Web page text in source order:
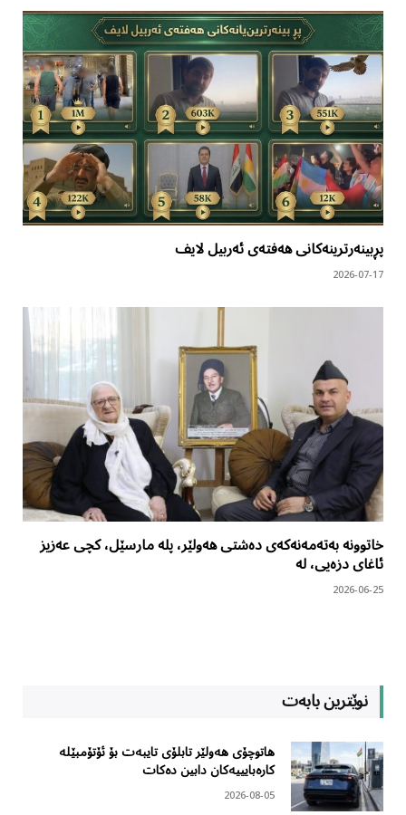
پڕبینەرترینەکانی هەفتەی ئەربیل لایف
2026-07-17
خاتوونە بەتەمەنەکەی دەشتی هەولێر، پلە مارسێل، کچی عەزیز
ئاغای دزەیی، لە
2026-06-25
نوێترین بابەت
هاتوچۆی هەولێر تابلۆی تایبەت بۆ ئۆتۆمبێلە
کارەبایییەکان دابین دەکات
2026-08-05